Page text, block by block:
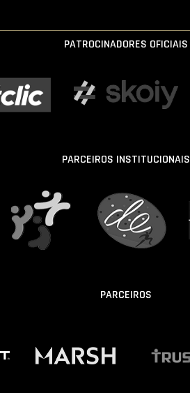
PATROCINADORES OFICIAIS
PARCEIROS INSTITUCIONAIS
PARCEIROS